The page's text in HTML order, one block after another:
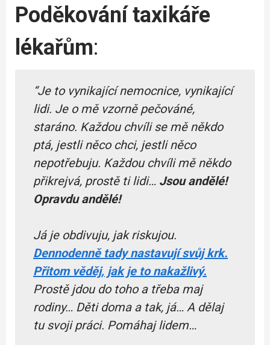
Poděkování taxikáře
lékařům:
“Je to vynikající nemocnice, vynikající
lidi. Je o mě vzorně pečováné,
staráno. Každou chvíli se mě někdo
ptá, jestli něco chci, jestli něco
nepotřebuju. Každou chvíli mě někdo
přikrejvá, prostě ti lidi… Jsou andělé!
Opravdu andělé!
Já je obdivuju, jak riskujou.
Dennodenně tady nastavují svůj krk.
Přitom věděj, jak je to nakažlivý.
Prostě jdou do toho a třeba maj
rodiny… Děti doma a tak, já… A dělaj
tu svoji práci. Pomáhaj lidem…